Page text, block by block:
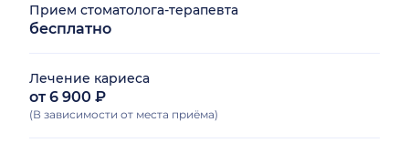
Прием стоматолога-терапевта
бесплатно
Лечение кариеса
от 6 900 ₽
(В зависимости от места приёма)